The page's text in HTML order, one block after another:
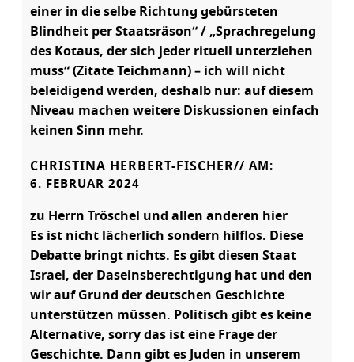
einer in die selbe Richtung gebürsteten
Blindheit per Staatsräson“ / „Sprachregelung
des Kotaus, der sich jeder rituell unterziehen
muss“ (Zitate Teichmann) – ich will nicht
beleidigend werden, deshalb nur: auf diesem
Niveau machen weitere Diskussionen einfach
keinen Sinn mehr.
CHRISTINA HERBERT-FISCHER// AM:
6. FEBRUAR 2024
zu Herrn Tröschel und allen anderen hier
Es ist nicht lächerlich sondern hilflos. Diese
Debatte bringt nichts. Es gibt diesen Staat
Israel, der Daseinsberechtigung hat und den
wir auf Grund der deutschen Geschichte
unterstützen müssen. Politisch gibt es keine
Alternative, sorry das ist eine Frage der
Geschichte. Dann gibt es Juden in unserem